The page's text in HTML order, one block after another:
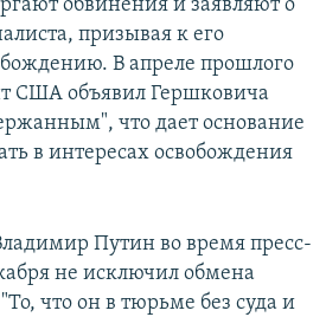
обвинения и заявляют о
призывая к его
В апреле прошлого
США объявил Гершковича
что дает основание
в интересах освобождения
Путин во время пресс-
не исключил обмена
что он в тюрьме без суда и